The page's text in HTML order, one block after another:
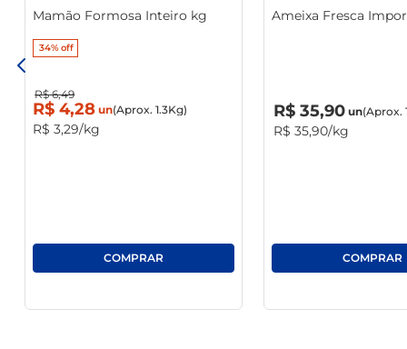
Mamão Formosa Inteiro kg
34%off
R$ 6,49
R$ 4,28 un(Aprox. 1.3Kg)
R$ 3,29/kg
Ameixa Fresca
R$ 35,90 un(Aprox.
R$ 35,90/kg